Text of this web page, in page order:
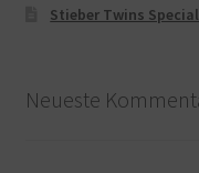
Stieber Twins
Neueste